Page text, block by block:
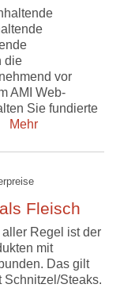
die
vor
AMI Web-
Sie fundierte
Mehr
Fleisch
Regel ist der
mit
Das gilt
Schnitzel/Steaks.